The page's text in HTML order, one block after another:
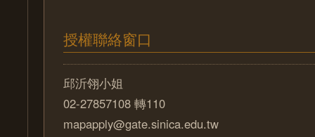
授權聯絡窗口
邱沂翎小姐
02-27857108 轉110
mapapply@gate.sinica.edu.tw